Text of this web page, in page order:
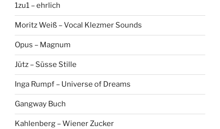
1zu1 – ehrlich
Moritz Weiß – Vocal Klezmer Sounds
Opus – Magnum
Jütz – Süsse Stille
Inga Rumpf – Universe of Dreams
Gangway Buch
Kahlenberg – Wiener Zucker